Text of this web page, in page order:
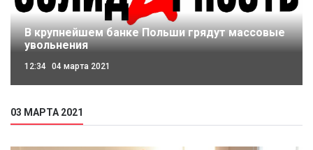
В крупнейшем банке Польши грядут массовые
увольнения
12:34 04 марта 2021
03 МАРТА 2021